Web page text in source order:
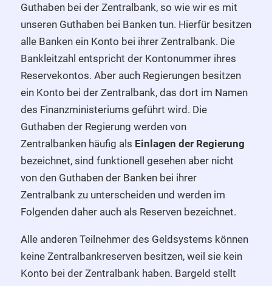
Guthaben bei der Zentralbank, so wie wir es mit
unseren Guthaben bei Banken tun. Hierfür besitzen
alle Banken ein Konto bei ihrer Zentralbank. Die
Bankleitzahl entspricht der Kontonummer ihres
Reservekontos. Aber auch Regierungen besitzen
ein Konto bei der Zentralbank, das dort im Namen
des Finanzministeriums geführt wird. Die
Guthaben der Regierung werden von
Zentralbanken häufig als Einlagen der Regierung
bezeichnet, sind funktionell gesehen aber nicht
von den Guthaben der Banken bei ihrer
Zentralbank zu unterscheiden und werden im
Folgenden daher auch als Reserven bezeichnet.
Alle anderen Teilnehmer des Geldsystems können
keine Zentralbankreserven besitzen, weil sie kein
Konto bei der Zentralbank haben. Bargeld stellt